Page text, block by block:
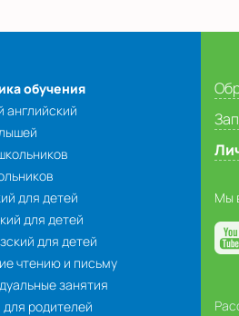
обучения
английский
для детей
для детей
для детей
чтению и письму
занятия
родителей
Мы